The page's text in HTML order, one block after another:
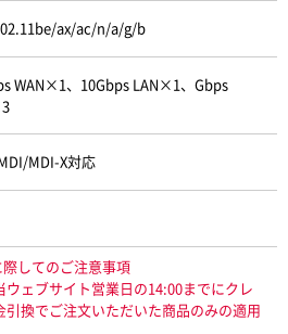
ax/ac/n/a/g/b
WAN×1、10Gbps LAN×1、Gbps
MDI-X対応
してのご注意事項
ェブサイト営業日の14:00までにクレ
換でご注文いただいた商品のみの適用